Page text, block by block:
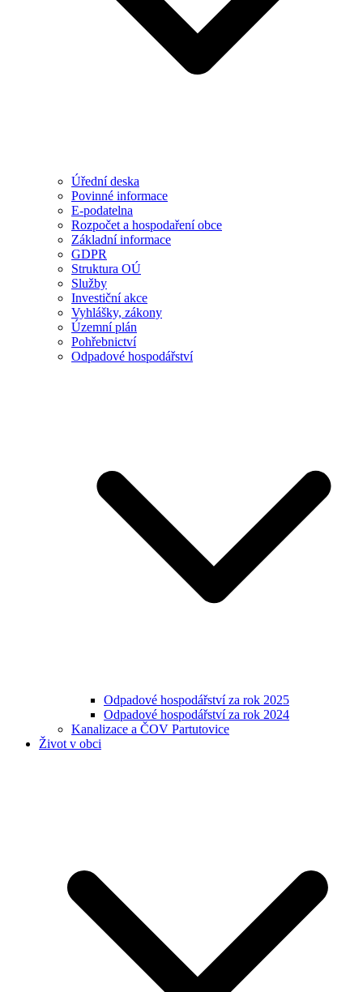
Úřední deska
Povinné informace
E-podatelna
Rozpočet a hospodaření obce
Základní informace
GDPR
Struktura OÚ
Služby
Investiční akce
Vyhlášky, zákony
Územní plán
Pohřebnictví
Odpadové hospodářství
Odpadové hospodářství za rok 2025
Odpadové hospodářství za rok 2024
Kanalizace a ČOV Partutovice
Život v obci